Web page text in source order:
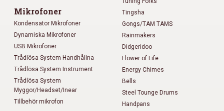
Mikrofoner
Kondensator Mikrofoner
Dynamiska Mikrofoner
USB Mikrofoner
Trådlösa System Handhållna
Trådlösa System Instrument
Trådlösa System
Myggor/Headset/Inear
Tillbehör mikrofon
Tingsha
Gongs/TAM TAMS
Rainmakers
Didgeridoo
Flower of Life
Energy Chimes
Bells
Steel Tounge Drums
Handpans